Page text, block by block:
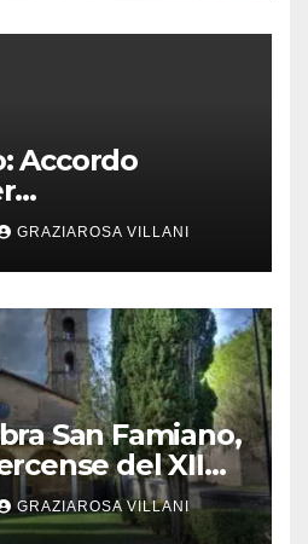
condannare
Accordo
da 29,5
GRAZIAROSA VILLANI
San Famiano,
del XII
GRAZIAROSA VILLANI